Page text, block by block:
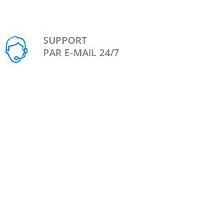
SUPPORT
PAR E-MAIL 24/7